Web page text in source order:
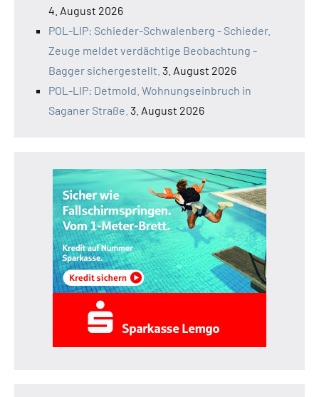
4. August 2026
POL-LIP: Schieder-Schwalenberg - Schieder.
Zeuge meldet verdächtige Beobachtung -
Bagger sichergestellt. 3. August 2026
POL-LIP: Detmold. Wohnungseinbruch in
Saganer Straße. 3. August 2026